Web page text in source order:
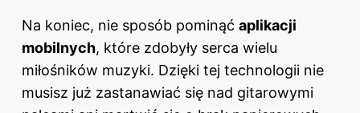
Na koniec, nie sposób pominąć aplikacji
mobilnych, które zdobyły serca wielu
miłośników muzyki. Dzięki tej technologii nie
musisz już zastanawiać się nad gitarowymi